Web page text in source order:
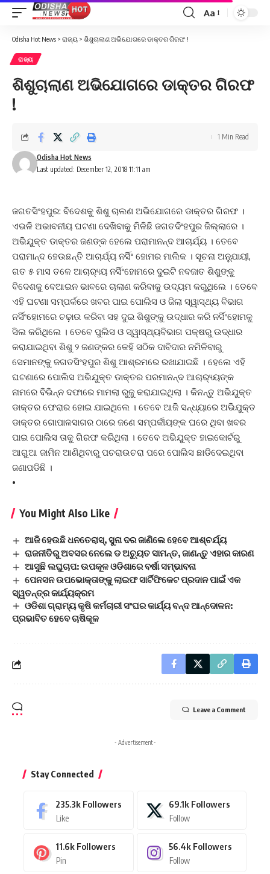
Font
Aa
Odisha Hot News > ରାଜ୍ୟ > ଶିଶୁଚାଲାଣ ଅଭିଯୋଗରେ ଡାକ୍ତର ଗିରଫ !
ରାଜ୍ୟ
ଶିଶୁଚାଲାଣ ଅଭିଯୋଗରେ ଡାକ୍ତର ଗିରଫ
!
Last updated: December 12, 2018 11:11 am
Odisha Hot News
1 Min Read
ଜଗତସିଂହପୁର: ବିଦେଶକୁ ଶିଶୁ ଚାଲଣ ଅଭିଯୋଗରେ ଡାକ୍ତର ଗିରଫ ।
ଏଭଳି ଅଭାବନୀୟ ଘଟଣା ଦେଖିବାକୁ ମିଳିଛି ଜଗତଦିଂହପୁର ଜିଲ୍ଲାରେ ।
ଅଭିଯୁକ୍ତ ଡାକ୍ତର ଜଣଙ୍କ ହେଲେ ପରାମାନନ୍ଦ ଆଚାର୍ଯ୍ୟ । ତେବେ
ପରାମାନ୍ଦ ହେଉଛନ୍ତି ଆଚାର୍ଯ୍ୟ ନର୍ସିଂ ହୋମର ମାଲିକ । ସୂଚନା ଅନୁ୍ଯାୟୀ,
ଗତ ୫ ମାସ ତଳେ ଆଚାର‌୍ୟ୍ୟ ନର୍ସିଂହୋମରେ ଦୁଇଟି ନବଜାତ ଶିଶୁଙ୍କୁ
ବିଦେଶକୁ ବେଆଇନ ଭାବରେ ଚାଲାଣ କରିବାକୁ ଉଦ୍ୟମ କରୁଥିଲେ । ତେବେ
ଏହି ଘଟଣା ସମ୍ପର୍କରେ ଖବର ପାଇ ପୋଲିସ ଓ ଜିଲା ସ୍ୱାସ୍ଥ୍ୟ ବିଭାଗ
ନର୍ସିଂହୋମରେ ଚଢ଼ାଉ କରିବା ସହ ଦୁଇ ଶିଶୁଙ୍କୁ ଉଦ୍ଧାର କରି ନର୍ସିଂହୋମକୁ
ସିଲ କରିଥିଲେ । ତେବେ ପୁଲିସ ଓ ସ୍ୱାସ୍ଥ୍ୟବିଭାଗ ପକ୍ଷରୁ ଉଦ୍ଧାର
କରାଯାଇଥିବା ଶିଶୁ ୨ ଜଣଙ୍କର କେହି ସଠିକ ଦାବିଦାର ନମିଳିବାରୁ
ସେମାନଙ୍କୁ ଜଗତସିଂହପୁର ଶିଶୁ ଆଶ୍ରମରେ ରଖାଯାଇଛି । ହେଲେ ଏହି
ଘଟଣାରେ ପୋଲିସ ଅଭିଯୁକ୍ତ ଡାକ୍ତର ପରମାନନ୍ଦ ଆଚାର‌୍ୟ୍ୟଙ୍କ
ନାମରେ ବିଭିନ୍ନ ଦଫାରେ ମାମଲା ରୁଜୁ କରାଯାଇଥିଲା । କିନନ୍ତୁ ଅଭିଯୁକ୍ତ
ଡାକ୍ତର ଫେରାର ହୋଇ ଯାଇଥିଲେ । ତେବେ ଆଜି ସନ୍ଧ୍ୟାରେ ଅଭିଯୁକ୍ତ
ଡାକ୍ତର ଗୋପାଳସାଗର ଠାରେ ଜଣେ ସମ୍ପର୍କୀୟଙ୍କ ଘରେ ଥିବା ଖବର
ପାଇ ପୋଲିସ ତାକୁ ଗିରଫ କରିଥିଲା । ତେବେ ଅଭିଯୁକ୍ତ ହାଇକୋର୍ଟରୁ
ଆଗୁଆ ଜାମିନ ଆଣିଥିବାରୁ ପଚରାଉଚରା ପରେ ପୋଲିସ ଛାଡିଦେଇଥିବା
ଜଣାପଡିଛି ।
•
You Might Also Like
ଆଜି ହେଉଛି ଧନତେରାସ୍, ସୁନା ଦର ଜାଣିଲେ ହେବେ ଆଶ୍ଚର୍ଯ୍ୟ
ରାଜନୀତିରୁ ଅବସର ନେଲେ ଡ ଅଚ୍ୟୁତ ସାମନ୍ତ, ଜାଣନ୍ତୁ ଏହାର କାରଣ
ଆସୁଛି ଲଘୁଚାପ: ଉପକୂଳ ଓଡିଶାରେ ବର୍ଷା ସମ୍ଭାବନା
ପେନସନ ଉପଭୋକ୍ତାଙ୍କୁ ଲାଇଫ ସାର୍ଟିଫିକେଟ ପ୍ରଦାନ ପାଇଁ ଏକ
ସ୍ୱତନ୍ତ୍ର କାର୍ଯ୍ୟକ୍ରମ
ଓଡିଶା ଗ୍ରାମ୍ୟ କୃଷି କର୍ମଚାରୀ ସଂଘର କାର୍ଯ୍ୟ ବନ୍ଦ ଆନ୍ଦୋଳନ:
ପ୍ରଭାବିତ ହେବେ ଚାଷିକୂଳ
Leave a Comment
- Advertisement -
Stay Connected
235.3k Followers
Like
69.1k Followers
Follow
11.6k Followers
Pin
56.4k Followers
Follow